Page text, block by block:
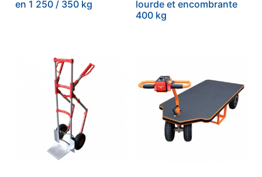
en 1 250 / 350 kg
lourde et encombrante
400 kg